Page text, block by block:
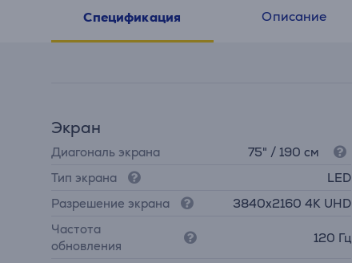
Спецификация Описание
Экран
Диагональ экрана
75" / 190 см
Тип экрана
LED
Разрешение экрана
3840х2160 4K UHD
Частота
обновления
120 Гц